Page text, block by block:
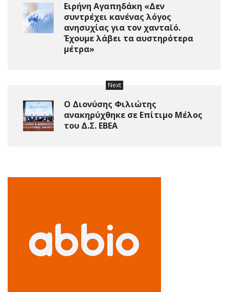
Ειρήνη Αγαπηδάκη «Δεν
συντρέχει κανένας λόγος
ανησυχίας για τον χανταϊό.
Έχουμε λάβει τα αυστηρότερα
μέτρα»
Next
O Διονύσης Φιλιώτης
ανακηρύχθηκε σε Επίτιμο Μέλος
του Δ.Σ. ΕΒΕΑ